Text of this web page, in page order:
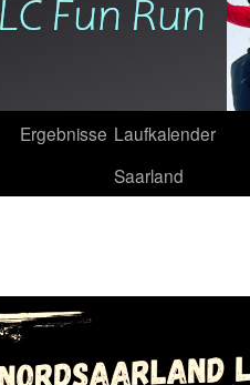
Ergebnisse Laufkalender
Saarland